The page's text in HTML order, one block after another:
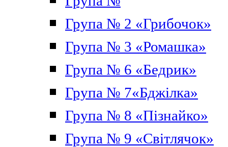
Група № 2 «Грибочок»
Група № 3 «Ромашка»
Група № 6 «Бедрик»
Група № 7«Бджілка»
Група № 8 «Пізнайко»
Група № 9 «Світлячок»